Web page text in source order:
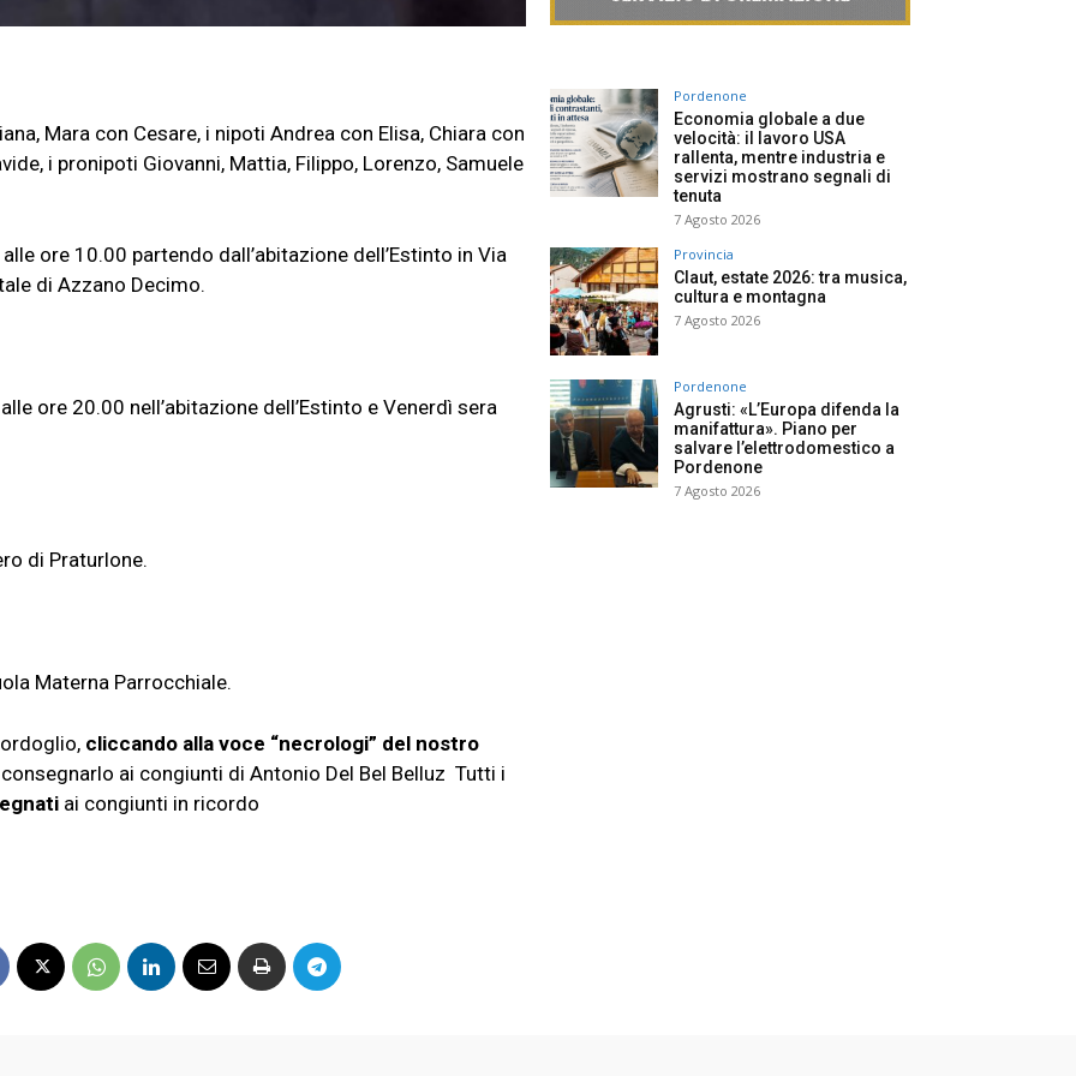
Mara con Cesare, i nipoti Andrea con Elisa, Chiara con
i pronipoti Giovanni, Mattia, Filippo, Lorenzo, Samuele
ore 10.00 partendo dall’abitazione dell’Estinto in Via
di Azzano Decimo.
ore 20.00 nell’abitazione dell’Estinto e Venerdì sera
di Praturlone.
Materna Parrocchiale.
cliccando alla voce “necrologi” del nostro
ai congiunti di Antonio Del Bel Belluz Tutti i
ai congiunti in ricordo
Pordenone
Economia globale a due
velocità: il lavoro USA
rallenta, mentre industria e
servizi mostrano segnali di
tenuta
7 Agosto 2026
Provincia
Claut, estate 2026: tra musica,
cultura e montagna
7 Agosto 2026
Pordenone
Agrusti: «L’Europa difenda la
manifattura». Piano per
salvare l’elettrodomestico a
Pordenone
7 Agosto 2026